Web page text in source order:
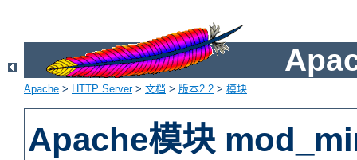
Apache > HTTP Server> 文档 > 版本2.2 > 模块
Apache模块